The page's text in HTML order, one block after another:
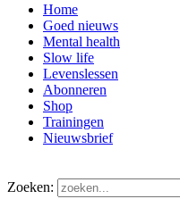
Home
Goed nieuws
Mental health
Slow life
Levenslessen
Abonneren
Shop
Trainingen
Nieuwsbrief
Zoeken: